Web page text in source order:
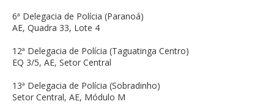
6ª Delegacia de Polícia (Paranoá)
AE, Quadra 33, Lote 4
12ª Delegacia de Polícia (Taguatinga Centro)
EQ 3/5, AE, Setor Central
13ª Delegacia de Polícia (Sobradinho)
Setor Central, AE, Módulo M